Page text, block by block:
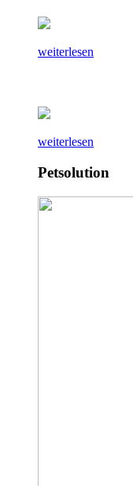
weiterlesen
weiterlesen
Petsolution